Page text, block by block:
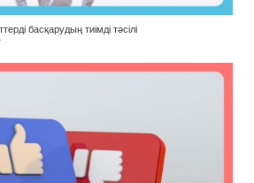
басқарудың тиімді тәсілі